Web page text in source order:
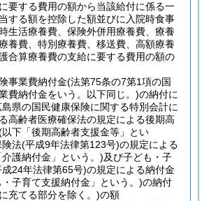
要する費用の額から当該給付に係る一
する額を控除した額並びに入院時食事
生活療養費、保険外併用療養費、療養
養費、特別療養費、移送費、高額療養
合算療養費の支給に要する費用の額の
事業費納付金(法第75条の7第1項の国
費納付金をいう。以下同じ。)の納付に
県の国民健康保険に関する特別会計に
高齢者医療確保法の規定による後期高
以下「後期高齢者支援金等」とい
険法(平成9年法律第123号)の規定による
護納付金」という。)及び子ども・子
成24年法律第65号)の規定による納付金
子育て支援納付金」という。)の納付
充てる部分を除く。)の額